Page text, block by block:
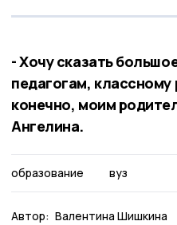
- Хочу сказать
педагогам,
конечно, моим
Ангелина.
образование вуз
Автор: Валентина Шишкина